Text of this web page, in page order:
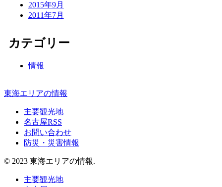
2015年9月
2011年7月
カテゴリー
情報
東海エリアの情報
主要観光地
名古屋RSS
お問い合わせ
防災・災害情報
© 2023 東海エリアの情報.
主要観光地